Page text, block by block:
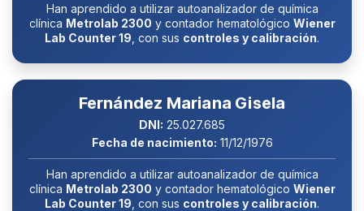
Han aprendido a utilizar autoanalizador de química
clínica Metrolab 2300 y contador hematológico Wiener
Lab Counter 19 , con sus controles y calibración.
Fernández Mariana Gisela
DNI: 25.027.685
Fecha de nacimiento: 11/12/1976
Han aprendido a utilizar autoanalizador de química
clínica Metrolab 2300 y contador hematológico Wiener
Lab Counter 19 , con sus controles y calibración.